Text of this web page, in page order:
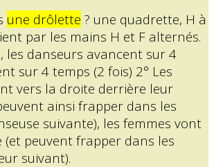
une drôlette ? une quadrette, H à
par les mains H et F alternés.
les danseurs avancent sur 4
sur 4 temps (2 fois) 2° Les
vers la droite derrière leur
ainsi frapper dans les
suivante), les femmes vont
(et peuvent frapper dans les
suivant).